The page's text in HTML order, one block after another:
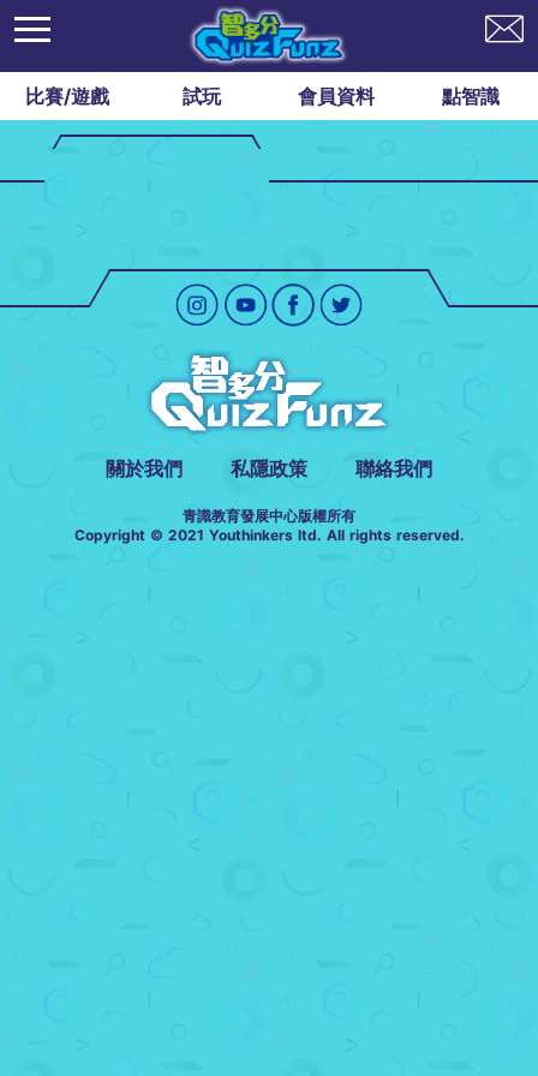
比賽/遊戲 試玩 會員資料 點智識
關於我們 私隱政策 聯絡我們
青識教育發展中心版權所有
Copyright © 2021 Youthinkers ltd. All rights reserved.